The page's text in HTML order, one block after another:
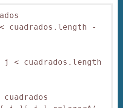
-
cuadrados.length